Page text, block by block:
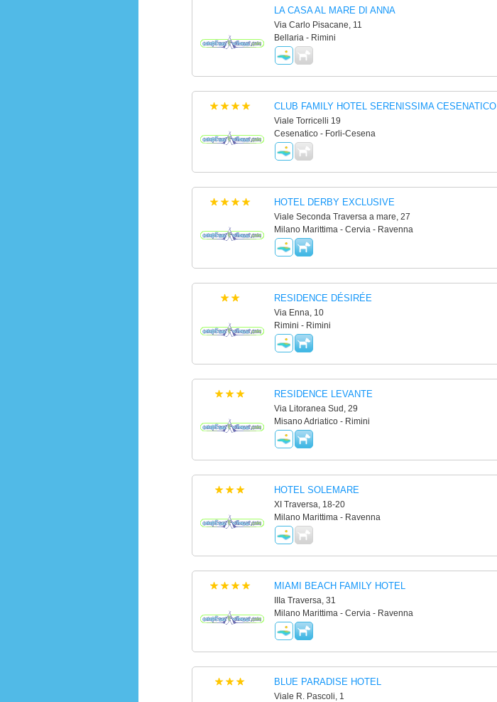
LA CASA AL MARE DI ANNA
Via Carlo Pisacane, 11
Bellaria - Rimini
CLUB FAMILY HOTEL SERENISSIMA CESENATICO
Viale Torricelli 19
Cesenatico - Forli-Cesena
HOTEL DERBY EXCLUSIVE
Viale Seconda Traversa a mare, 27
Milano Marittima - Cervia - Ravenna
RESIDENCE DÉSIRÉE
Via Enna, 10
Rimini - Rimini
RESIDENCE LEVANTE
Via Litoranea Sud, 29
Misano Adriatico - Rimini
HOTEL SOLEMARE
XI Traversa, 18-20
Milano Marittima - Ravenna
MIAMI BEACH FAMILY HOTEL
IIIa Traversa, 31
Milano Marittima - Cervia - Ravenna
BLUE PARADISE HOTEL
Viale R. Pascoli, 1